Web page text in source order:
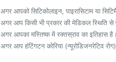
अगर आपको सिटिकोलाइन, पाइरासिटाम या
अगर आप किसी भी प्रकार की मेडिकल स्थिति से
अगर आपका मस्तिष्क में रक्तस्राव का इतिहास है।
अगर आप हंटिंगटन कोरिया (न्यूरोडिजनरेटिव